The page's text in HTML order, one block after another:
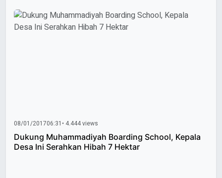
08/01/201706:31 • 4.444 views
Dukung Muhammadiyah Boarding School, Kepala
Desa Ini Serahkan Hibah 7 Hektar